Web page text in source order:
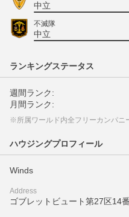
中立
不滅隊
中立
ランキングステータス
週間ランク:
月間ランク:
※所属ワールド内全フリーカンパニ
ハウジングプロフィール
Winds
Address
ゴブレットビュート第27区14